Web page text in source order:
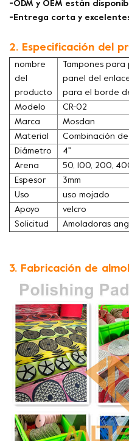
-ODM y OEM están
-Entrega corta y
2. Especificación del
nombre
del
producto
Tampones
panel del
para el borde
Modelo
CR-02
Marca
Mosdan
Material
Combinación
Diámetro
4''
Arena
50, 100, 200,
Espesor
3mm
Uso
uso mojado
Apoyo
velcro
Solicitud
Amoladoras
3. Fabricación de